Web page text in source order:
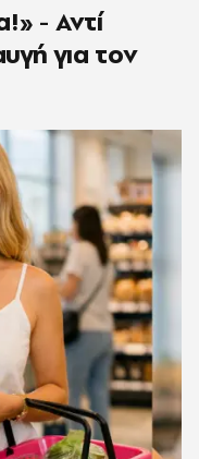
- Αντί
για τον